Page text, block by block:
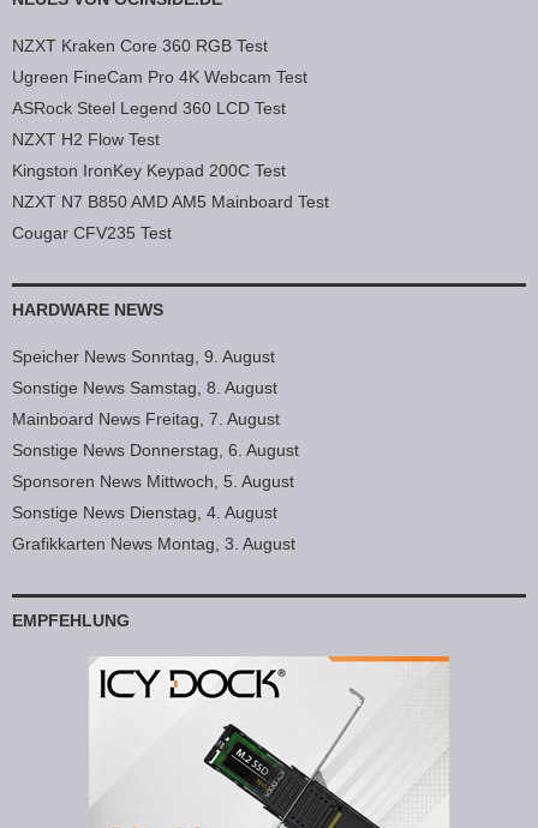
NZXT Kraken Core 360 RGB Test
Ugreen FineCam Pro 4K Webcam Test
ASRock Steel Legend 360 LCD Test
NZXT H2 Flow Test
Kingston IronKey Keypad 200C Test
NZXT N7 B850 AMD AM5 Mainboard Test
Cougar CFV235 Test
HARDWARE NEWS
Speicher News Sonntag, 9. August
Sonstige News Samstag, 8. August
Mainboard News Freitag, 7. August
Sonstige News Donnerstag, 6. August
Sponsoren News Mittwoch, 5. August
Sonstige News Dienstag, 4. August
Grafikkarten News Montag, 3. August
EMPFEHLUNG